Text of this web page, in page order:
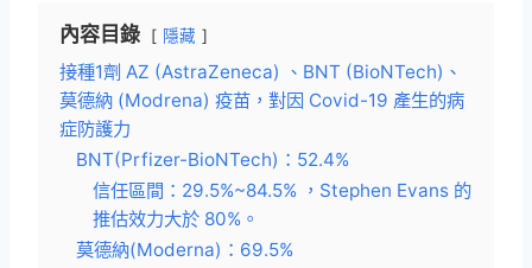
內容目錄 隱藏
接種1劑 AZ (AstraZeneca) 、BNT (BioNTech)、
莫德納 (Modrena) 疫苗，對因 Covid-19 產生的病
症防護力
BNT(Prfizer-BioNTech)：52.4%
信任區間：29.5%~84.5% ，Stephen Evans 的
推估效力大於 80%。
莫德納(Moderna)：69.5%